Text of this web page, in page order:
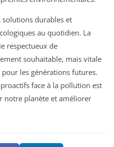
solutions durables et
au quotidien. La
respectueux de
souhaitable, mais vitale
les générations futures.
face à la pollution est
notre planète et améliorer